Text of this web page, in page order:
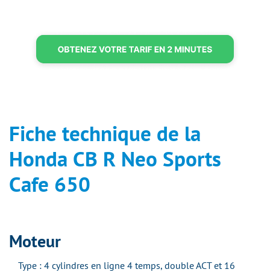
Fiche technique de la
Honda CB R Neo Sports
Cafe 650
Moteur
Type : 4 cylindres en ligne 4 temps, double ACT et 16